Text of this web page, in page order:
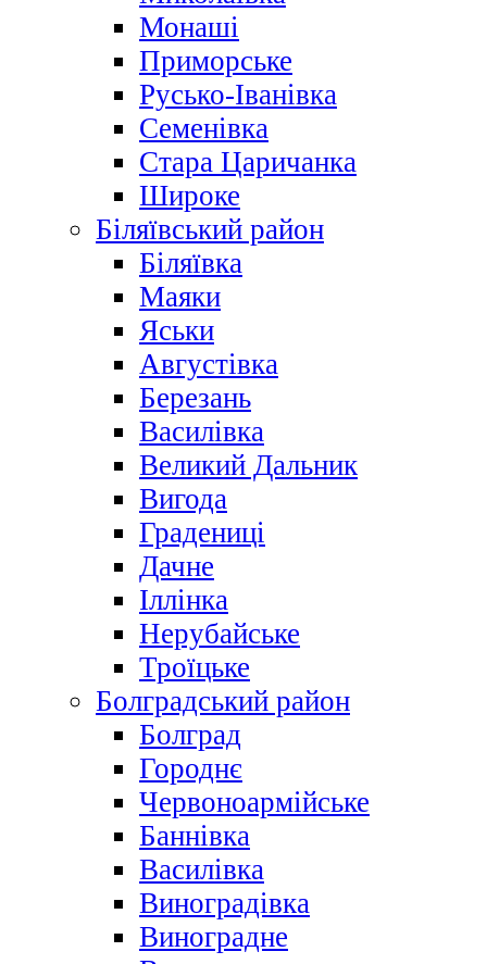
Монаші
Приморське
Русько-Іванівка
Семенівка
Стара Царичанка
Широке
Біляївський район
Біляївка
Маяки
Яськи
Августівка
Березань
Василівка
Великий Дальник
Вигода
Градениці
Дачне
Іллінка
Нерубайське
Троїцьке
Болградський район
Болград
Городнє
Червоноармійське
Баннівка
Василівка
Виноградівка
Виноградне